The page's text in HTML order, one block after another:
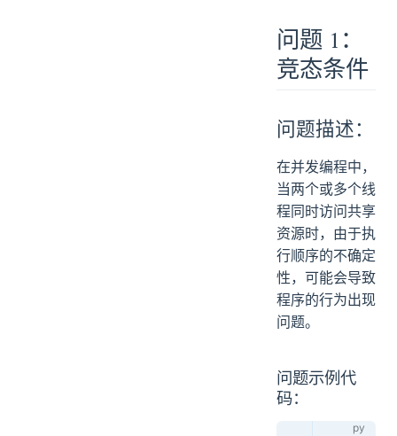
问题 1：
竞态条件
问题描述：
在并发编程中，
当两个或多个线
程同时访问共享
资源时，由于执
行顺序的不确定
性，可能会导致
程序的行为出现
问题。
问题示例代
码：